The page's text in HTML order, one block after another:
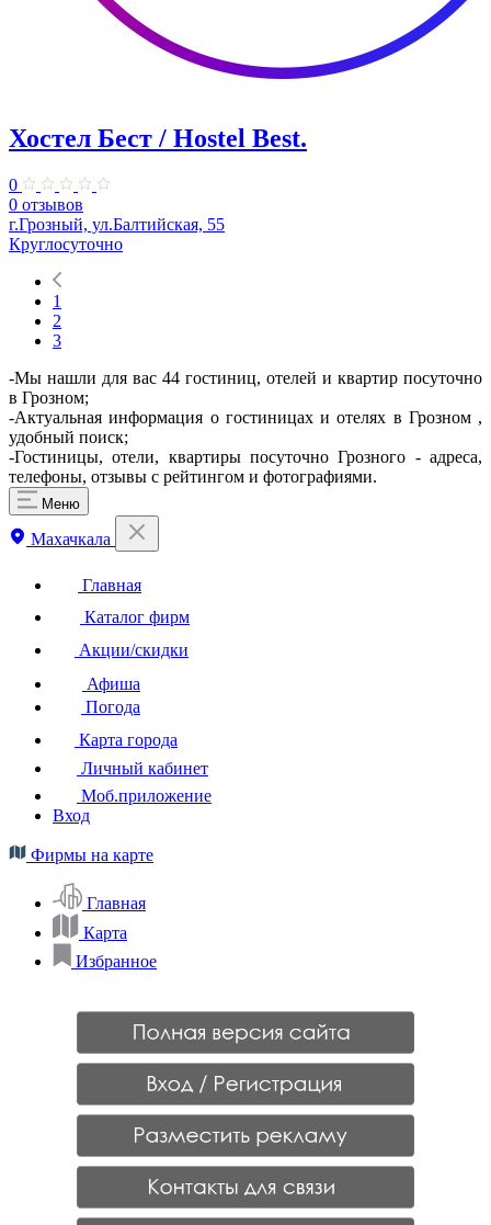
Хостел Бест / Hostel Best.
0
0 отзывов
г.Грозный, ул.Балтийская, 55
Круглосуточно
1
2
3
-Мы нашли для вас 44 гостиниц, отелей и квартир посуточно
в Грозном;
-Актуальная информация о гостиницах и отелях в Грозном ,
удобный поиск;
-Гостиницы, отели, квартиры посуточно Грозного - адреса,
телефоны, отзывы с рейтингом и фотографиями.
Меню
Махачкала
Главная
Каталог фирм
Акции/скидки
Афиша
Погода
Карта города
Личный кабинет
Моб.приложение
Вход
Фирмы на карте
Главная
Карта
Избранное